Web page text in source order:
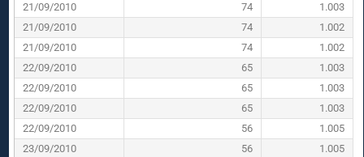
21/09/2010
74
1.003
21/09/2010
74
1.002
21/09/2010
74
1.002
22/09/2010
65
1.003
22/09/2010
65
1.003
22/09/2010
65
1.003
22/09/2010
56
1.005
23/09/2010
56
1.005